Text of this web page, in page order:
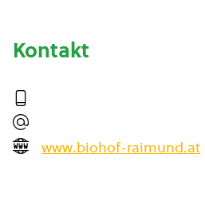
Kontakt
www.biohof-raimund.at